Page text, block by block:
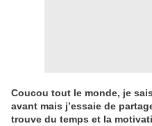
Coucou tout le monde, je
avant mais j’essaie de
trouve du temps et la